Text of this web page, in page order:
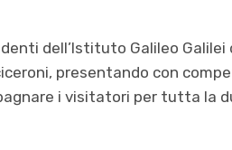
dell’Istituto Galileo Galilei
presentando con
i visitatori per tutta la